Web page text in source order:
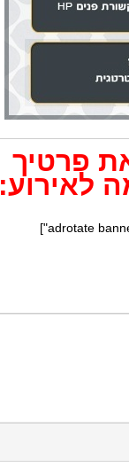
פרטיך
לאירוע: